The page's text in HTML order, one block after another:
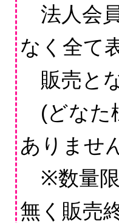
法人会
なく全て
販売と
(どなた
ありませ
※数量限
無く販売